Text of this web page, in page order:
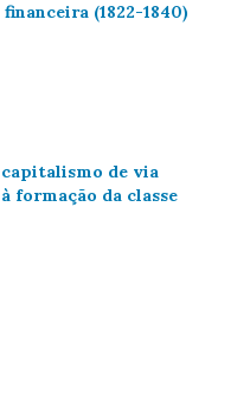
(1822-1840)
de via
formação da classe